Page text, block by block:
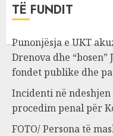
TË FUNDIT
Punonjësja e UKT
Drenova dhe
fondet publike dhe
Incidenti në
procedim penal për
FOTO/ Persona të